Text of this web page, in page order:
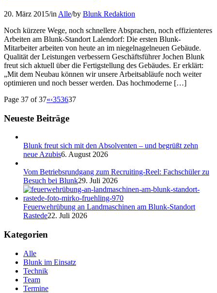
20. März 2015/in Alle/by Blunk Redaktion
Noch kürzere Wege, noch schnellere Absprachen, noch effizienteres
Arbeiten am Blunk-Standort Lalendorf: Die ersten Blunk-
Mitarbeiter arbeiten von heute an im niegelnagelneuen Gebäude.
Qualität der Leistungen verbessern Geschäftsführer Jochen Blunk
freut sich aktuell über die Fertigstellung des Gebäudes. Er erklärt:
„Mit dem Neubau können wir unsere Arbeitsabläufe noch weiter
optimieren und noch besser werden. Das hochmoderne […]
Page 37 of 37«‹353637
Neueste Beiträge
Blunk freut sich mit den Absolventen – und begrüßt zehn
neue Azubis6. August 2026
Vom Betriebsrundgang zum Recruiting-Reel: Fachschüler zu
Besuch bei Blunk29. Juli 2026
Feuerwehrübung an Landmaschinen am Blunk-Standort
Rastede22. Juli 2026
Kategorien
Alle
Blunk im Einsatz
Technik
Team
Termine